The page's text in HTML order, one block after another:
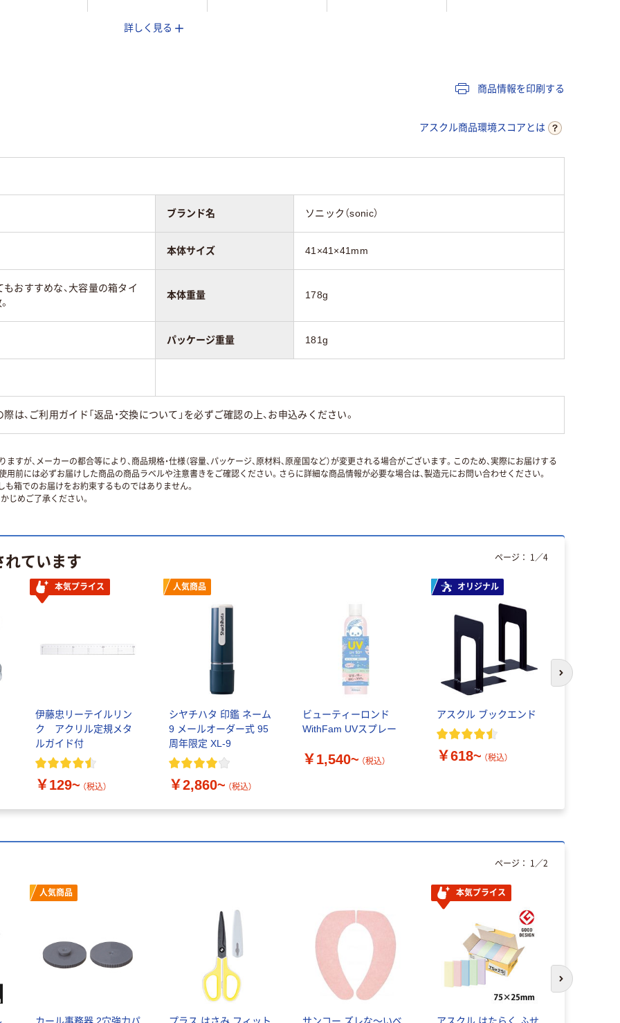
ブラック系
詳しく見る
商品情報を印刷する
アスクル商品環境スコアとは
ブランド名 ソニック（sonic）
本体サイズ 41×41×41mm
おすすめな、大容量の箱タイ
本体重量 178g
パッケージ重量 181g
際は、ご利用ガイド「返品・交換について」を必ずご確認の上、お申込みください。
が、メーカーの都合等により、商品規格・仕様（容量、パッケージ、原材料、原産国など）が変更される場合がございます。このため、実際にお届けする
前には必ずお届けした商品の商品ラベルや注意書きをご確認ください。さらに詳細な商品情報が必要な場合は、製造元にお問い合わせください。
も箱でのお届けをお約束するものではありません。
じめご了承ください。
ています
本気プライス
伊藤忠リーテイルリン
ク アクリル定規メタ
ルガイド付
￥129~ （税込）
人気商品
シヤチハタ 印鑑 ネーム
9 メールオーダー式 95
周年限定 XL-9
￥2,860~ （税込）
ビューティーロンド
WithFam UVスプレー
￥1,540~ （税込）
オリジナル
アスクル ブックエンド
￥618~ （税込）
ページ： 1 ／4
次のスライド
人気商品
カール事務器 2穴強力パ プラス はさみ フィット サンコー ズレな～いベ
本気プライス
アスクル はたらく ふせ
ページ： 1 ／2
次のスライド